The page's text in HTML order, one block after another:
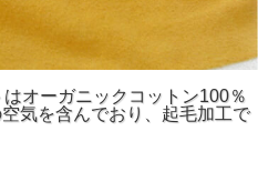
オーガニックコットン100％
気を含んでおり、起毛加工で